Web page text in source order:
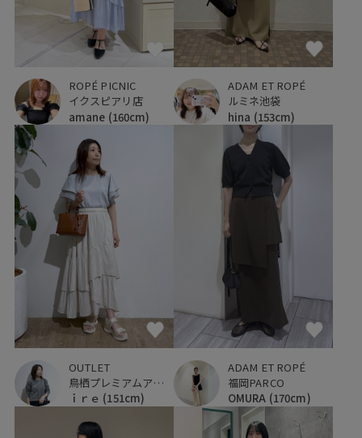
ROPÉ PICNIC
イクスピアリ店
amane (160cm)
ADAM ET ROPÉ
ルミネ池袋
hina (153cm)
OUTLET
鳥栖プレミアムアウトレット
ｉｒｅ (151cm)
ADAM ET ROPÉ
福岡PARCO
OMURA (170cm)